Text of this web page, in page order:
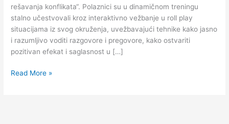
rešavanja konflikata“. Polaznici su u dinamičnom treningu
stalno učestvovali kroz interaktivno vežbanje u roll play
situacijama iz svog okruženja, uvežbavajući tehnike kako jasno
i razumljivo voditi razgovore i pregovore, kako ostvariti
pozitivan efekat i saglasnost u […]
kompaniju
CRH
Srbija
Read More »